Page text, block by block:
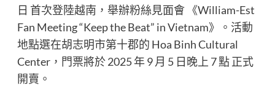
日 首次登陸越南，舉辦粉絲見面會 《William-Est
Fan Meeting “Keep the Beat” in Vietnam》。活動
地點選在胡志明市第十郡的 Hoa Binh Cultural
Center，門票將於 2025 年 9 月 5 日晚上 7 點 正式
開賣。